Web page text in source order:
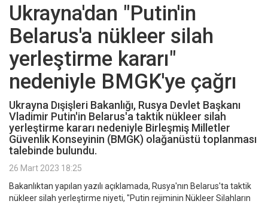
Ukrayna'dan "Putin'in
Belarus'a nükleer silah
yerleştirme kararı"
nedeniyle BMGK'ye çağrı
Ukrayna Dışişleri Bakanlığı, Rusya Devlet Başkanı
Vladimir Putin'in Belarus'a taktik nükleer silah
yerleştirme kararı nedeniyle Birleşmiş Milletler
Güvenlik Konseyinin (BMGK) olağanüstü toplanması
talebinde bulundu.
26 Mart 2023 18:25
Bakanlıktan yapılan yazılı açıklamada, Rusya'nın Belarus'ta taktik
nükleer silah yerleştirme niyeti, "Putin rejiminin Nükleer Silahların